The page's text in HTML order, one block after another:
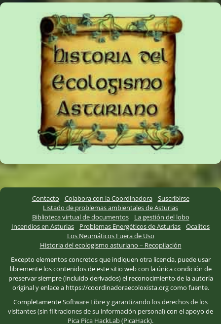
Contacto Colabora con la Coordinadora
Suscribirse
Listado de problemas ambientales de Asturias
Biblioteca virtual de documentos
La gestión del lobo
Incendios en Asturias
Problemas Energéticos de Asturias
Ocalitos
Los Neumáticos Fuera de Uso
Historia del ecologismo asturiano – Recopilación
Excepto elementos concretos que indiquen otra licencia, puede usar
libremente los contenidos de este sitio web con la única condición de
preservar siempre (incluido derivados) el reconocimiento de la autoría
original y enlace a https://coordinadoraecoloxista.org como fuente.
CompletamenteSoftware Libreygarantizando los derechos de los
visitantes (sin filtraciones de su información personal)con el apoyo de
Pica Pica HackLab (PicaHack).